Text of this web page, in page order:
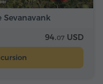
Sevanavank
94.07 USD